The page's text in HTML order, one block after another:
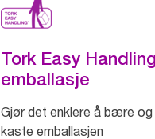
Tork Easy
emballasje
Gjør det enklere å bære og
kaste emballasjen